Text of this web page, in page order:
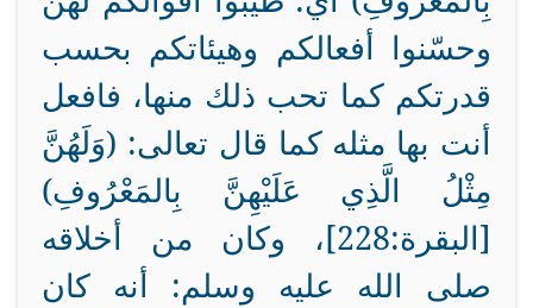
وحسّنوا أفعالكم وهيئاتكم بحسب
قدرتكم كما تحب ذلك منها، فافعل
أنت بها مثله كما قال تعالى: (وَلَهُنَّ
مِثْلُ الَّذِي عَلَيْهِنَّ بِالمَعْرُوفِ)
[البقرة:228]، وكان من أخلاقه
صلى الله عليه وسلم: أنه كان